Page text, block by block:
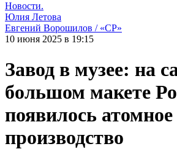
Новости.
Юлия Летова
Евгений Ворошилов / «СР»
10 июня 2025 в 19:15
Завод в музее: на
большом макете
появилось атомное
производство